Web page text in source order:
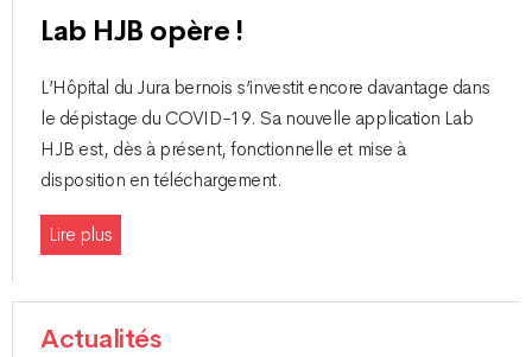
Lab HJB opère !
L’Hôpital du Jura bernois s’investit encore davantage dans
le dépistage du COVID-19. Sa nouvelle application Lab
HJB est, dès à présent, fonctionnelle et mise à
disposition en téléchargement.
Lire plus
Actualités